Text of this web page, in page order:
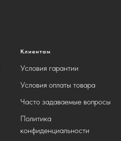
Клиентам
Условия гарантии
Условия оплаты товара
Часто задаваемые вопросы
Политика
конфиденциальности